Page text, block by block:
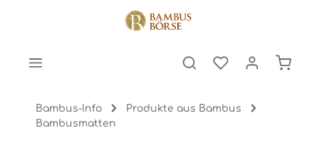
Bambus-Info
Produkte aus Bambus
Bambusmatten